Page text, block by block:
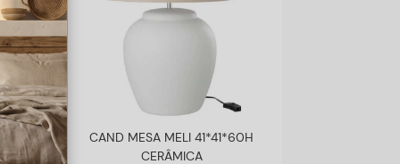
CAND MESA MELI 41*41*60H
CERÂMICA